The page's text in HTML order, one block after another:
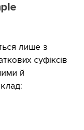
лише з
суфіксів
й